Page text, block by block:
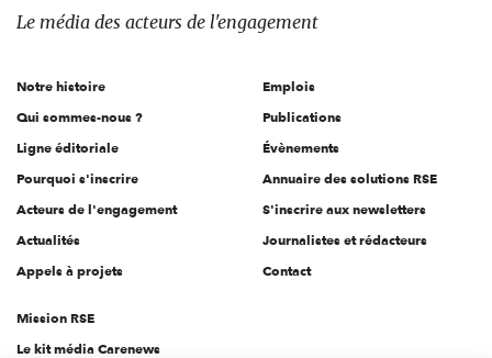
des
l'engagement
Le média des acteurs de l'engagement
Notre histoire
Qui sommes-nous ?
Ligne éditoriale
Pourquoi s'inscrire
Acteurs de l'engagement
Actualités
Appels à projets
Emplois
Publications
Évènements
Annuaire des solutions RSE
S'inscrire aux newsletters
Journalistes et rédacteurs
Contact
Mission RSE
Le kit média Carenews